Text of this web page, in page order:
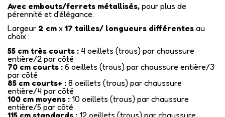
Avec embouts/ferrets métallisés, pour plus de
pérennité et d'élégance.
Largeur 2 cm x 17 tailles/ longueurs différentes au
choix :
55 cm très courts : 4 oeillets (trous) par chaussure
entière/2 par côté
70 cm courts : 6 oeillets (trous) par chaussure entière/3
par côté
85 cm courts+ : 8 oeillets (trous) par chaussure
entière/4 par côté
100 cm moyens : 10 oeillets (trous) par chaussure
entière/5 par côté